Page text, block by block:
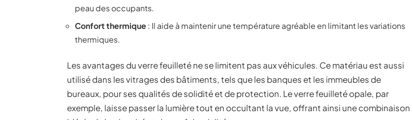
peau des occupants.
Confort thermique: Il aide à maintenir une température agréable en limitant les variations
thermiques.
Les avantages du verre feuilleté ne se limitent pas aux véhicules. Ce matériau est aussi
utilisé dans les vitrages des bâtiments, tels que les banques et les immeubles de
bureaux, pour ses qualités de solidité et de protection. Le verre feuilleté opale, par
exemple, laisse passer la lumière tout en occultant la vue, offrant ainsi une combinaison